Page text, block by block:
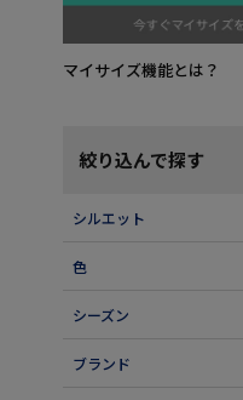
マイサイズ機能とは？
絞り込んで探す
シルエット
色
シーズン
ブランド